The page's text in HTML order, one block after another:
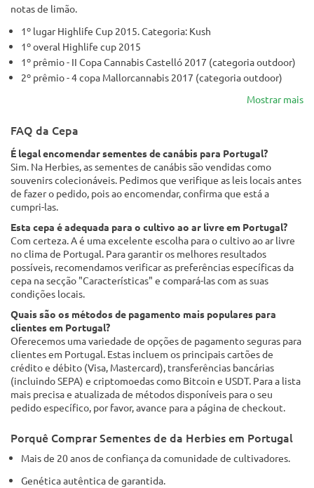
notas de limão.
1º lugar Highlife Cup 2015. Categoria: Kush
1º overal Highlife cup 2015
1º prêmio - II Copa Cannabis Castelló 2017 (categoria outdoor)
2º prêmio - 4 copa Mallorcannabis 2017 (categoria outdoor)
Mostrar mais
FAQ da Cepa
É legal encomendar sementes de canábis para Portugal?
Sim. Na Herbies, as sementes de canábis são vendidas como
souvenirs colecionáveis. Pedimos que verifique as leis locais antes
de fazer o pedido, pois ao encomendar, confirma que está a
cumpri-las.
Esta cepa é adequada para o cultivo ao ar livre em Portugal?
Com certeza. A é uma excelente escolha para o cultivo ao ar livre
no clima de Portugal. Para garantir os melhores resultados
possíveis, recomendamos verificar as preferências específicas da
cepa na secção "Características" e compará-las com as suas
condições locais.
Quais são os métodos de pagamento mais populares para
clientes em Portugal?
Oferecemos uma variedade de opções de pagamento seguras para
clientes em Portugal. Estas incluem os principais cartões de
crédito e débito (Visa, Mastercard), transferências bancárias
(incluindo SEPA) e criptomoedas como Bitcoin e USDT. Para a lista
mais precisa e atualizada de métodos disponíveis para o seu
pedido específico, por favor, avance para a página de checkout.
Porquê Comprar Sementes de da Herbies em Portugal
Mais de 20 anos de confiança da comunidade de cultivadores.
Genética autêntica de garantida.